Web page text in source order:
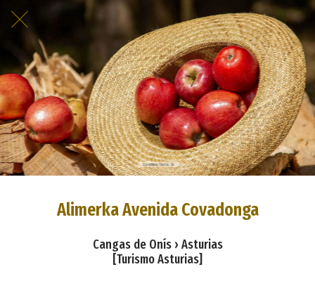
Alimerka Avenida Covadonga
Cangas de Onís › Asturias
[Turismo Asturias]